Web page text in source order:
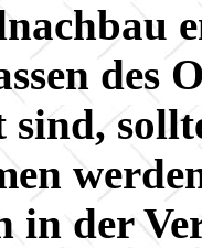
des
sind,
in der